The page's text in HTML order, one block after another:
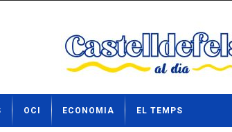
OCI ECONOMIA EL TEMPS